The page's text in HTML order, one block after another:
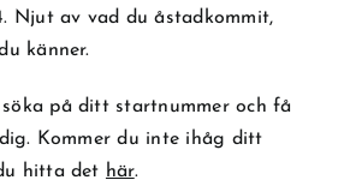
Njut av vad du åstadkommit,
känner.
på ditt startnummer och få
Kommer du inte ihåg ditt
hitta det här.